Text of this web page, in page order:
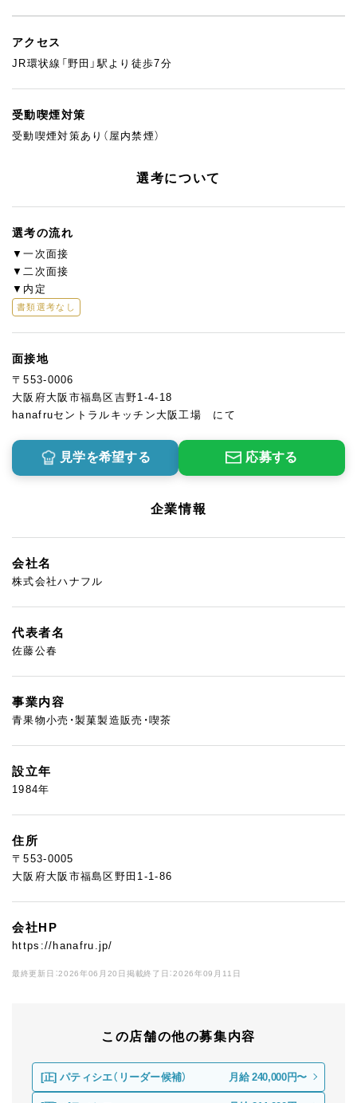
アクセス
JR環状線「野田」駅より徒歩7分
受動喫煙対策
受動喫煙対策あり（屋内禁煙）
選考について
選考の流れ
▼一次面接
▼二次面接
▼内定
書類選考なし
面接地
〒553-0006
大阪府大阪市福島区吉野1-4-18
hanafruセントラルキッチン大阪工場 にて
見学を希望する 応募する
企業情報
会社名
株式会社ハナフル
代表者名
佐藤公春
事業内容
青果物小売・製菓製造販売・喫茶
設立年
1984年
住所
〒553-0005
大阪府大阪市福島区野田1-1-86
会社HP
https://hanafru.jp/
最終更新日：2026年06月20日 掲載終了日：2026年09月11日
この店舗の他の募集内容
[正] パティシエ（リーダー候補） 月給 240,000円〜